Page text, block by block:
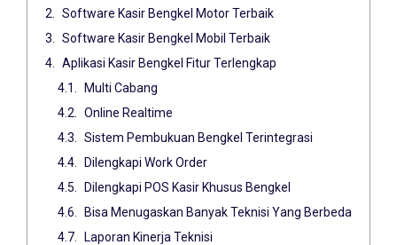
Software Kasir Bengkel Motor Terbaik
Software Kasir Bengkel Mobil Terbaik
Aplikasi Kasir Bengkel Fitur Terlengkap
Multi Cabang
Online Realtime
Sistem Pembukuan Bengkel Terintegrasi
Dilengkapi Work Order
Dilengkapi POS Kasir Khusus Bengkel
Bisa Menugaskan Banyak Teknisi Yang Berbeda
Laporan Kinerja Teknisi